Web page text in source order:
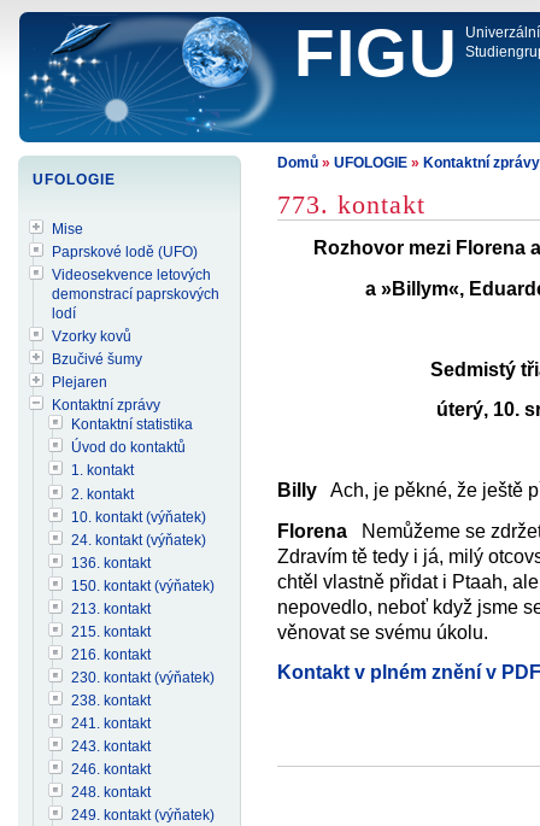
FIGU
Domů » UFOLOGIE » Kontaktní zprávy
773. kontakt
Rozhovor mezi Florena
a »Billym«,
Sedmistý
úterý, 10.
Billy Ach, je pěkné, že ještě
Florena Nemůžeme se
Zdravím tě tedy i já, milý
chtěl vlastně přidat i Ptaah,
nepovedlo, neboť když jsme
věnovat se svému úkolu.
Kontakt v plném znění v PDF
UFOLOGIE
Mise
Paprskové lodě (UFO)
Videosekvence letových
demonstrací paprskových
lodí
Vzorky kovů
Bzučivé šumy
Plejaren
Kontaktní zprávy
Kontaktní statistika
Úvod do kontaktů
1. kontakt
2. kontakt
10. kontakt (výňatek)
24. kontakt (výňatek)
136. kontakt
150. kontakt (výňatek)
213. kontakt
215. kontakt
216. kontakt
230. kontakt (výňatek)
238. kontakt
241. kontakt
243. kontakt
246. kontakt
248. kontakt
249. kontakt (výňatek)